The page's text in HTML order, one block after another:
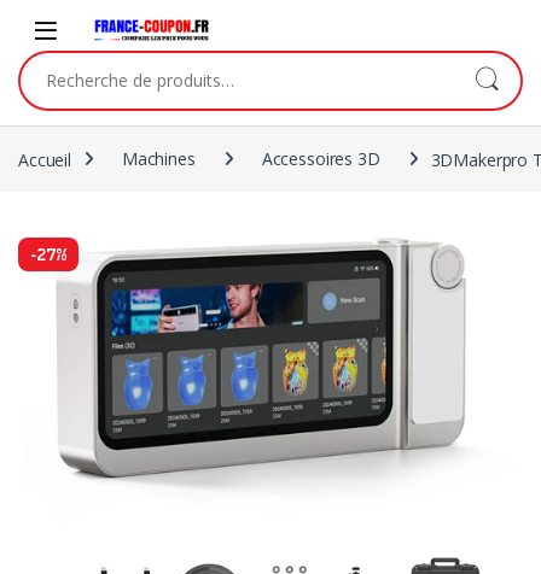
Accueil Machines Accessoires 3D 3DMakerpro
-27%